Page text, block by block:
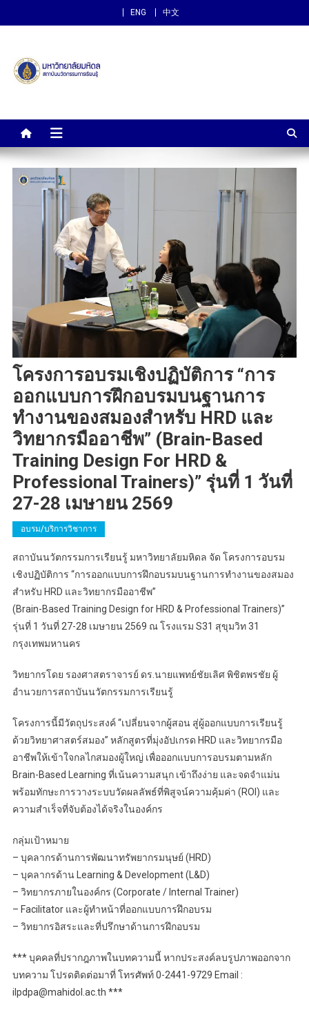
ENG 中文
สถาบันนวัตกรรมการเรียนรู้
โครงการอบรมเชิงปฏิบัติการ “การ
ออกแบบการฝึกอบรมบนฐานการ
ทำงานของสมองสำหรับ HRD และ
วิทยากรมืออาชีพ” (Brain-Based
Training Design For HRD &
Professional Trainers)” รุ่นที่ 1 วันที่
27-28 เมษายน 2569
อบรม/บริการวิชาการ
สถาบันนวัตกรรมการเรียนรู้ มหาวิทยาลัยมหิดล จัด โครงการอบรม
เชิงปฏิบัติการ “การออกแบบการฝึกอบรมบนฐานการทำงานของสมอง
สำหรับ HRD และวิทยากรมืออาชีพ”
(Brain-Based Training Design for HRD & Professional Trainers)”
รุ่นที่ 1 วันที่ 27-28 เมษายน 2569 ณ โรงแรม S31 สุขุมวิท 31
กรุงเทพมหานคร
วิทยากรโดย รองศาสตราจารย์ ดร.นายแพทย์ชัยเลิศ พิชิตพรชัย ผู้
อำนวยการสถาบันนวัตกรรมการเรียนรู้
โครงการนี้มีวัตถุประสงค์ “เปลี่ยนจากผู้สอน สู่ผู้ออกแบบการเรียนรู้
ด้วยวิทยาศาสตร์สมอง” หลักสูตรที่มุ่งอัปเกรด HRD และวิทยากรมือ
อาชีพให้เข้าใจกลไกสมองผู้ใหญ่ เพื่อออกแบบการอบรมตามหลัก
Brain-Based Learning ที่เน้นความสนุก เข้าถึงง่าย และจดจำแม่น
พร้อมทักษะการวางระบบวัดผลลัพธ์ที่พิสูจน์ความคุ้มค่า (ROI) และ
ความสำเร็จที่จับต้องได้จริงในองค์กร
กลุ่มเป้าหมาย
– บุคลากรด้านการพัฒนาทรัพยากรมนุษย์ (HRD)
– บุคลากรด้าน Learning & Development (L&D)
– วิทยากรภายในองค์กร (Corporate / Internal Trainer)
– Facilitator และผู้ทำหน้าที่ออกแบบการฝึกอบรม
– วิทยากรอิสระและที่ปรึกษาด้านการฝึกอบรม
*** บุคคลที่ปรากฎภาพในบทความนี้ หากประสงค์ลบรูปภาพออกจาก
บทความ โปรดติดต่อมาที่ โทรศัพท์ 0-2441-9729 Email :
ilpdpa@mahidol.ac.th ***